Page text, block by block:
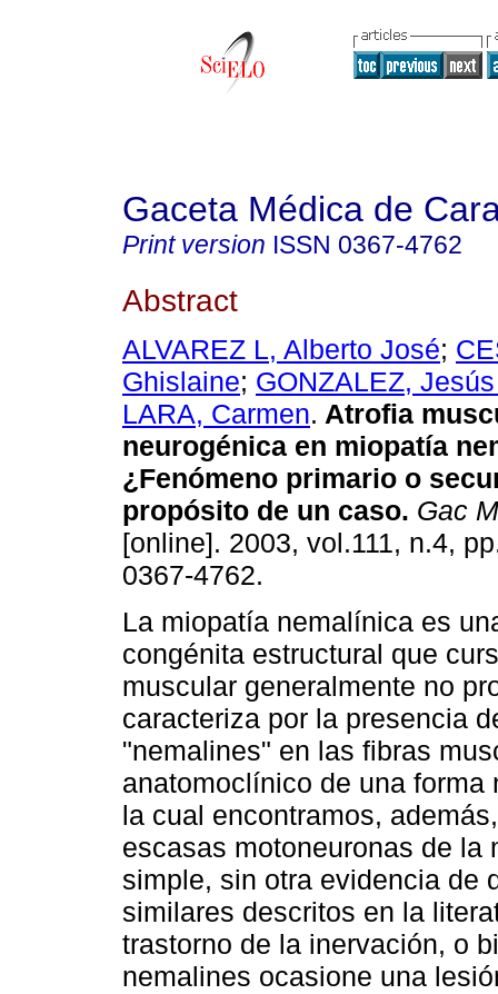
Gaceta Médica de
Print version ISSN 0367-4762
Abstract
ALVAREZ L, Alberto José;
Ghislaine; GONZALEZ,
LARA, Carmen. Atrofia
neurogénica en miopatía
¿Fenómeno primario o
propósito de un caso. Gac
[online]. 2003, vol.111, n.4,
0367-4762.
La miopatía nemalínica es
congénita estructural que
muscular generalmente no
caracteriza por la presencia
"nemalines" en las fibras
anatomoclínico de una
la cual encontramos,
escasas motoneuronas de la
simple, sin otra evidencia de
similares descritos en la
trastorno de la inervación, o
nemalines ocasione una